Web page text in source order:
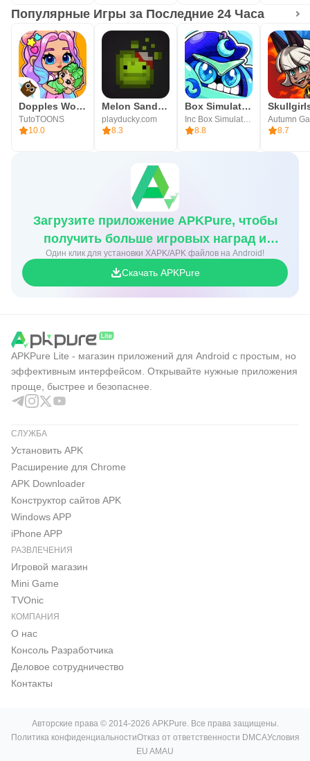
Популярные Игры за Последние 24 Часа
Dopples World
TutoTOONS
10.0
Melon Sandbox
playducky.com
8.3
Box Simulator Told
Inc Box SimulatorBrawl
8.8
8.7
Загрузите приложение APKPure, чтобы
получить больше игровых наград и
скидок
Один клик для установки XAPK/APK файлов на Android!
Скачать APKPure
APKPure Lite - магазин приложений для Android с простым, но
эффективным интерфейсом. Открывайте нужные приложения
проще, быстрее и безопаснее.
СЛУЖБА
Установить APK
Расширение для Chrome
APK Downloader
Конструктор сайтов APK
Windows APP
iPhone APP
РАЗВЛЕЧЕНИЯ
Игровой магазин
Mini Game
TVOnic
КОМПАНИЯ
О нас
Консоль Pазработчика
Деловое сотрудничество
Контакты
Авторские права © 2014-2026 APKPure. Все права защищены.
Политика конфиденциальностиОтказ от ответственности DMCAУсловия
EU AMAU